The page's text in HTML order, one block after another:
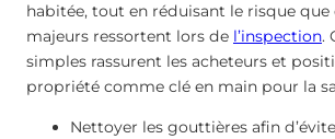
habitée, tout en réduisant le risque que
majeurs ressortent lors de l’inspection.
simples rassurent les acheteurs et
propriété comme clé en main pour la
Nettoyer les gouttières afin